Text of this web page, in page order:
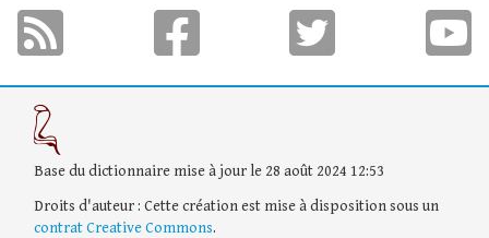
Base du dictionnaire mise à jour le 28 août 2024 12:53
Droits d'auteur : Cette création est mise à disposition sous un
contrat Creative Commons.